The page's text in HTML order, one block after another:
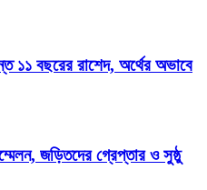
১১ বছরের রাশেদ, অর্থের অভাবে
জড়িতদের গ্রেপ্তার ও সুষ্ঠু